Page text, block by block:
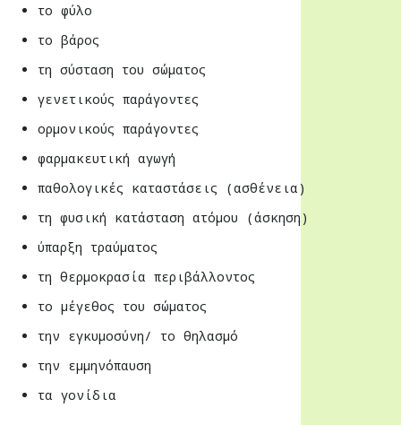
το φύλο
το βάρος
τη σύσταση του σώματος
γενετικούς παράγοντες
ορμονικούς παράγοντες
φαρμακευτική αγωγή
παθολογικές καταστάσεις (ασθένεια)
τη φυσική κατάσταση ατόμου (άσκηση)
ύπαρξη τραύματος
τη θερμοκρασία περιβάλλοντος
το μέγεθος του σώματος
την εγκυμοσύνη/ το θηλασμό
την εμμηνόπαυση
τα γονίδια